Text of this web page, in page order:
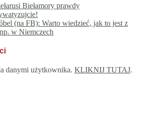
Biełamory prawdy
(na FB): Warto wiedzieć, jak to jest z
w Niemczech
danymi użytkownika. KLIKNIJ TUTAJ.